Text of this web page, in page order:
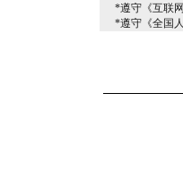
*遵守《互联
*遵守《全国